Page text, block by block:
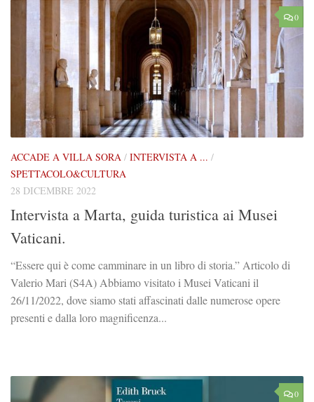
0
ACCADE A VILLA SORA / INTERVISTA A ... /
SPETTACOLO&CULTURA
28 DICEMBRE 2022
Intervista a Marta, guida turistica ai Musei
Vaticani.
“Essere qui è come camminare in un libro di storia.” Articolo di
Valerio Mari (S4A) Abbiamo visitato i Musei Vaticani il
26/11/2022, dove siamo stati affascinati dalle numerose opere
presenti e dalla loro magnificenza...
0